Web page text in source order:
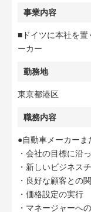
事業内容
■ドイツに本社を置
ーカー
勤務地
東京都港区
職務内容
●自動車メーカー
・会社の目標に沿
・新しいビジネス
・良好な顧客との
・価格設定の実行
・マネージャーへ